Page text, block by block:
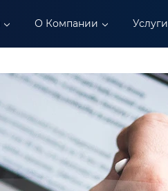
О Компании Услуги